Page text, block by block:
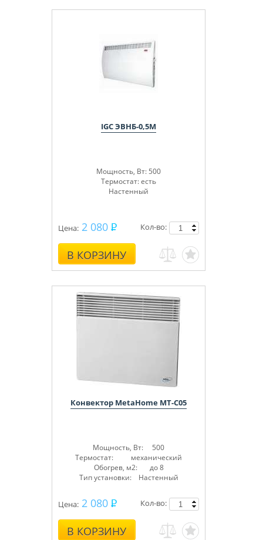
IGC ЭВНБ-0,5М
Мощность, Вт: 500
Термостат: есть
Настенный
Цена: 2 080
В КОРЗИНУ
Кол-во:
Конвектор MetaHome MT-C05
Мощность, Вт: 500
Термостат: механический
Обогрев, м2: до 8
Тип установки: Настенный
Цена: 2 080
В КОРЗИНУ
Кол-во: